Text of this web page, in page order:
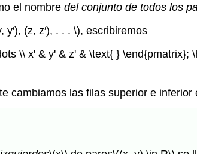
el nombre del conjunto de todos los
y′), (z, z′), . . . \), escribiremos
\\ x' & y' & z' & \text{ }
cambiamos las filas superior e inferior